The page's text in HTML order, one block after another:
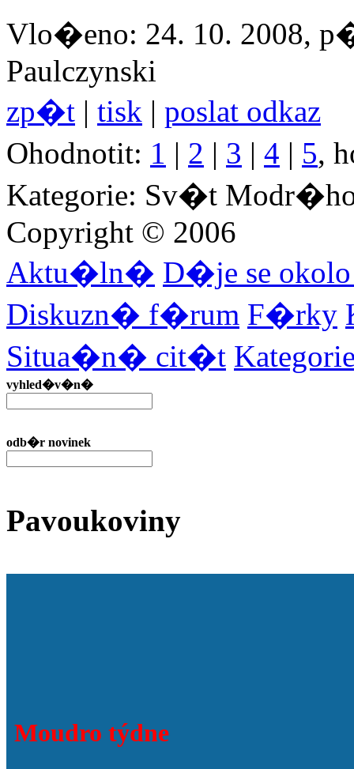
Vlo�eno: 24. 10. 2008,
Paulczynski
zp�t | tisk | poslat odkaz
Ohodnotit: 1 | 2 | 3 | 4 | 5,
Kategorie: Sv�t
Copyright © 2006
Aktu�ln� D�je se
Diskuzn� f�rum F�rky
Situa�n� cit�t
vyhled�v�n�
odb�r novinek
Pavoukoviny
Moudro týdne